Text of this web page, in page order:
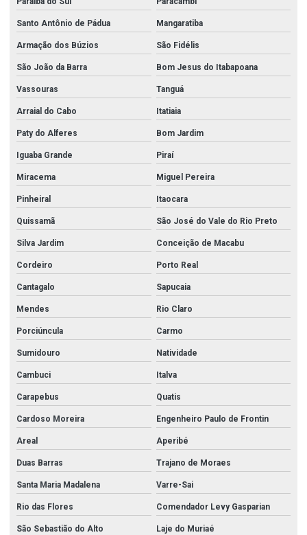
Santo Antônio de Pádua Mangaratiba
Armação dos Búzios São Fidélis
São João da Barra Bom Jesus do Itabapoana
Vassouras Tanguá
Arraial do Cabo Itatiaia
Paty do Alferes Bom Jardim
Iguaba Grande Piraí
Miracema Miguel Pereira
Pinheiral Itaocara
Quissamã São José do Vale do Rio Preto
Silva Jardim Conceição de Macabu
Cordeiro Porto Real
Cantagalo Sapucaia
Mendes Rio Claro
Porciúncula Carmo
Sumidouro Natividade
Cambuci Italva
Carapebus Quatis
Cardoso Moreira Engenheiro Paulo de Frontin
Areal Aperibé
Duas Barras Trajano de Moraes
Santa Maria Madalena Varre-Sai
Rio das Flores Comendador Levy Gasparian
São Sebastião do Alto Laje do Muriaé